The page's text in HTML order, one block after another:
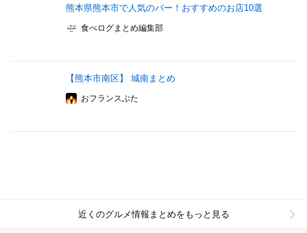
熊本県熊本市で人気のバー！おすすめのお店10選
食べログまとめ編集部
【熊本市南区】 城南まとめ
おフランスぶた
近くのグルメ情報まとめをもっと見る